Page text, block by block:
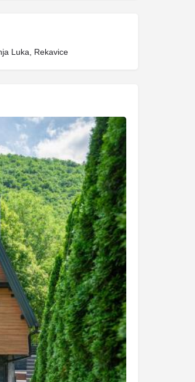
Luka, Rekavice